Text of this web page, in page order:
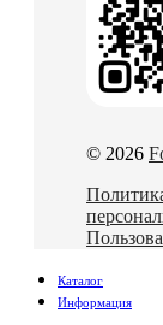
© 2026
Каталог
Информация